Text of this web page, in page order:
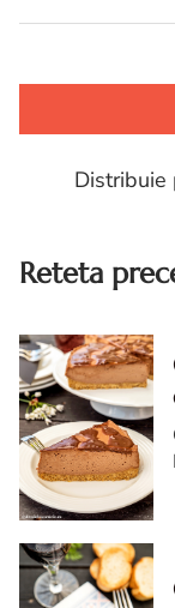
Distribuie
Reteta